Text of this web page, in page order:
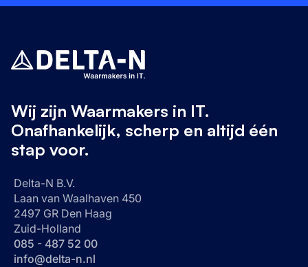
Wij zijn Waarmakers in IT.
Onafhankelijk, scherp en altijd één
stap voor.
Delta-N B.V.
Laan van Waalhaven 450
2497 GR Den Haag
Zuid-Holland
085 - 487 52 00
info@delta-n.nl